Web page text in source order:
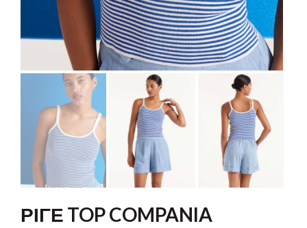
ΡΙΓΕ TOP COMPANIA